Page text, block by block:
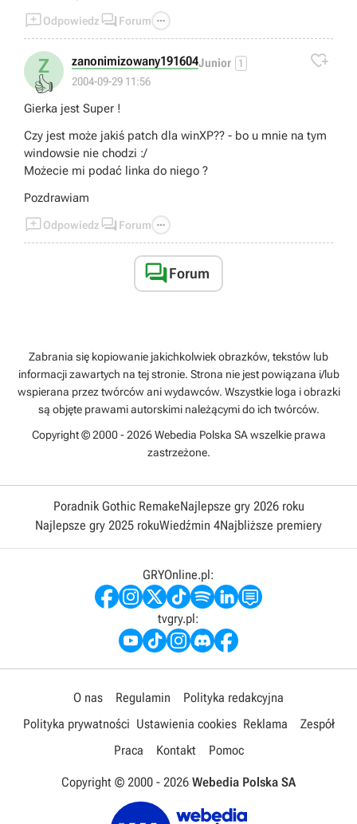
Odpowiedz  Forum 
Z
👍
zanonimizowany191604Junior 1
2004-09-29 11:56

Gierka jest Super !
Czy jest może jakiś patch dla winXP?? - bo u mnie na tym
windowsie nie chodzi :/
Możecie mi podać linka do niego ?
Pozdrawiam
Odpowiedz  Forum 
Forum
Zabrania się kopiowanie jakichkolwiek obrazków, tekstów lub
informacji zawartych na tej stronie. Strona nie jest powiązana i/lub
wspierana przez twórców ani wydawców. Wszystkie loga i obrazki
są objęte prawami autorskimi należącymi do ich twórców.
Copyright © 2000 - 2026 Webedia Polska SA wszelkie prawa
zastrzeżone.
Poradnik Gothic RemakeNajlepsze gry 2026 roku
Najlepsze gry 2025 rokuWiedźmin 4Najbliższe premiery
GRYOnline.pl:
tvgry.pl:
O nas Regulamin
Polityka redakcyjna
Polityka prywatności Ustawienia cookies Reklama
Zespół
Praca
Kontakt Pomoc
Copyright © 2000 - 2026 Webedia Polska SA